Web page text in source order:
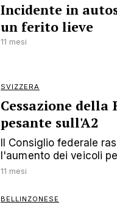
Incidente in
un ferito lieve
11 mesi
SVIZZERA
Cessazione
pesante sull'A2
Il Consiglio federale
l'aumento dei veicoli
11 mesi
BELLINZONESE